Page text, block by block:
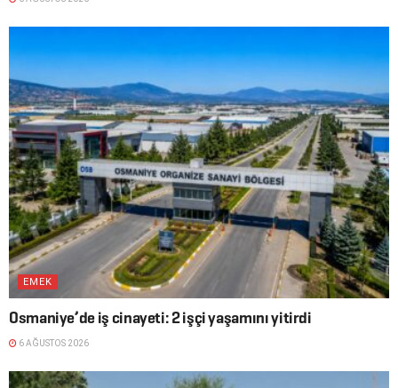
EMEK
Osmaniye’de iş cinayeti: 2 işçi yaşamını yitirdi
6 AĞUSTOS 2026